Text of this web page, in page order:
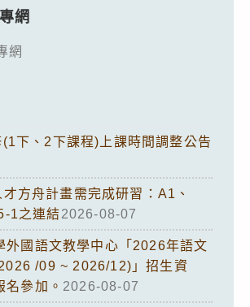
網
網
下、2下課程)上課時間調整公告
方舟計畫需完成研習：A1、
1之連結2026-08-07
外國語文教學中心「2026年語文
/09 ~ 2026/12)」招生資
名參加。 2026-08-07